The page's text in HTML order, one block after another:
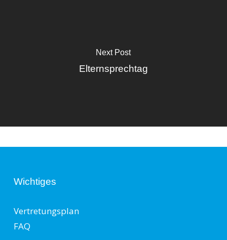
Next Post
Elternsprechtag
Wichtiges
Vertretungsplan
FAQ